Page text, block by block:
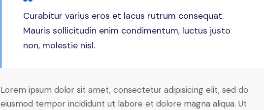
Curabitur varius eros et lacus rutrum consequat.
Mauris sollicitudin enim condimentum, luctus justo
non, molestie nisl.
Lorem ipsum dolor sit amet, consectetur adipisicing elit, sed do
eiusmod tempor incididunt ut labore et dolore magna aliqua. Ut